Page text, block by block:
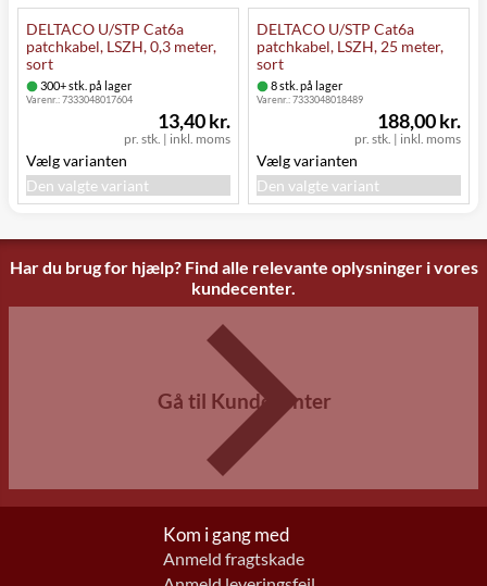
DELTACO U/STP Cat6a
patchkabel, LSZH, 0,3 meter,
sort
300+ stk. på lager
Varenr.:7333048017604
pr. stk. | inkl. moms
13,40 kr.
Vælg varianten
Den valgte variant
DELTACO U/STP Cat6a
patchkabel, LSZH, 25 meter,
sort
8 stk. på lager
Varenr.:7333048018489
pr. stk. | inkl. moms
188,00 kr.
Vælg varianten
Den valgte variant
Har du brug for hjælp? Find alle relevante oplysninger i vores
kundecenter.
Gå til Kundecenter
Kom i gang med
Anmeld fragtskade